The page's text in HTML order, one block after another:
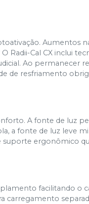
Aumentos
Radii-Cal CX inclui
Ao permanecer
de resfriamento
A fonte de luz
a fonte de luz leve
suporte ergonômico
facilitando o
carregamento